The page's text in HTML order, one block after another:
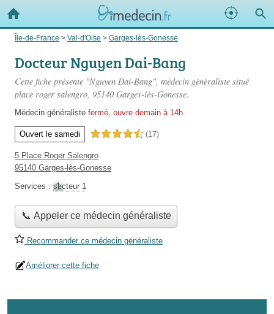
Île-de-France > Val-d'Oise > Garges-lès-Gonesse
Docteur Nguyen Dai-Bang
Cette fiche présente "Nguyen Dai-Bang", médecin généraliste situé
place roger salengro, 95140 Garges-lès-Gonesse.
Médecin généraliste fermé, ouvre demain à 14h
Ouvert le samedi 4,5 étoiles sur 5 (17)
5 Place Roger Salengro
95140 Garges-lès-Gonesse
Services : secteur 1
📞 Appeler ce médecin généraliste
Recommander ce médecin généraliste
Améliorer cette fiche